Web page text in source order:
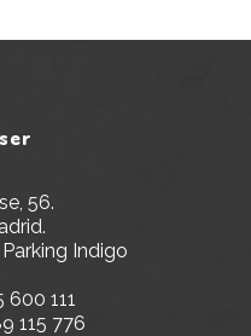
56.
Indigo
600 111
115 776